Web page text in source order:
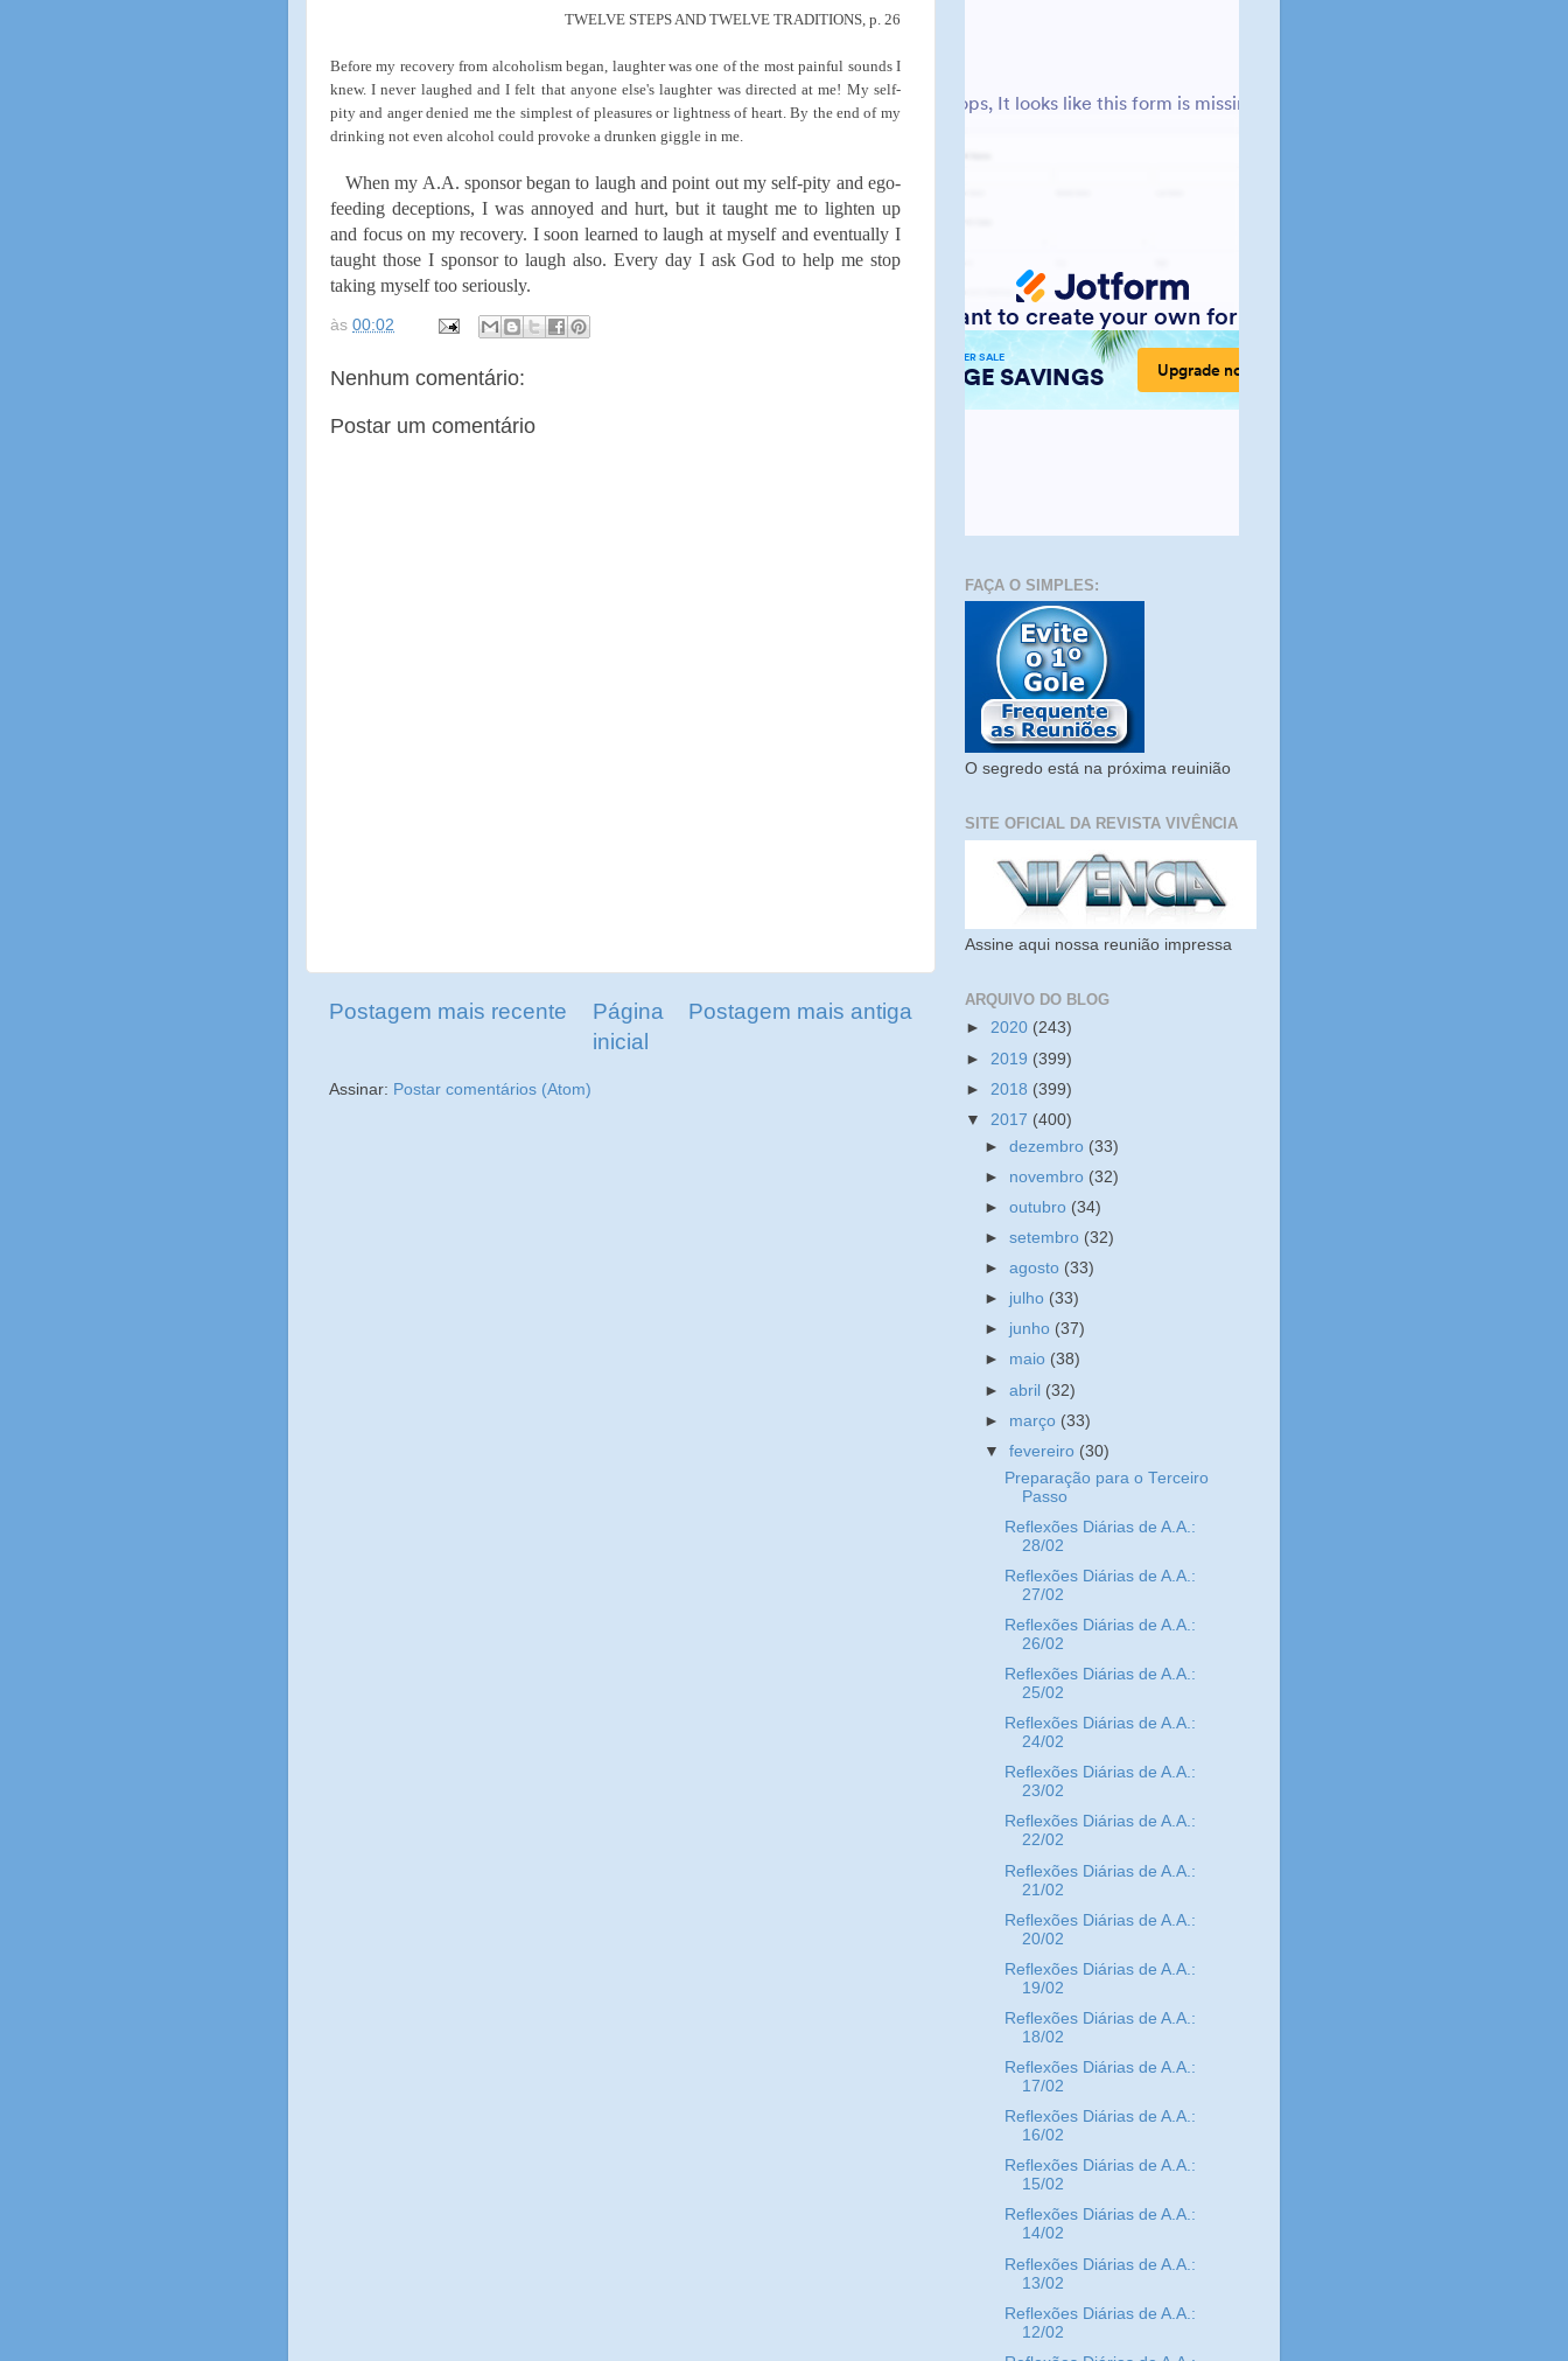
TWELVE STEPS AND TWELVE TRADITIONS, p. 26
Before my recovery from alcoholism began, laughter was one of the most painful sounds I
knew. I never laughed and I felt that anyone else's laughter was directed at me! My self-
pity and anger denied me the simplest of pleasures or lightness of heart. By the end of my
drinking not even alcohol could provoke a drunken giggle in me.
When my A.A. sponsor began to laugh and point out my self-pity and ego-
feeding deceptions, I was annoyed and hurt, but it taught me to lighten up
and focus on my recovery. I soon learned to laugh at myself and eventually I
taught those I sponsor to laugh also. Every day I ask God to help me stop
taking myself too seriously.
às 00:02
Nenhum comentário:
Postar um comentário
Postagem mais recente Postagem mais antiga
Página
inicial
Assinar: Postar comentários (Atom)
FAÇA O SIMPLES:
O segredo está na próxima reuinião
SITE OFICIAL DA REVISTA VIVÊNCIA
Assine aqui nossa reunião impressa
ARQUIVO DO BLOG
► 2020 (243)
► 2019 (399)
► 2018 (399)
▼ 2017 (400)
►dezembro (33)
► novembro (32)
►outubro (34)
►setembro (32)
►agosto (33)
► julho (33)
► junho (37)
► maio (38)
►abril (32)
► março (33)
▼fevereiro (30)
Preparação para o Terceiro
Passo
Reflexões Diárias de A.A.:
28/02
Reflexões Diárias de A.A.:
27/02
Reflexões Diárias de A.A.:
26/02
Reflexões Diárias de A.A.:
25/02
Reflexões Diárias de A.A.:
24/02
Reflexões Diárias de A.A.:
23/02
Reflexões Diárias de A.A.:
22/02
Reflexões Diárias de A.A.:
21/02
Reflexões Diárias de A.A.:
20/02
Reflexões Diárias de A.A.:
19/02
Reflexões Diárias de A.A.:
18/02
Reflexões Diárias de A.A.:
17/02
Reflexões Diárias de A.A.:
16/02
Reflexões Diárias de A.A.:
15/02
Reflexões Diárias de A.A.:
14/02
Reflexões Diárias de A.A.:
13/02
Reflexões Diárias de A.A.:
12/02